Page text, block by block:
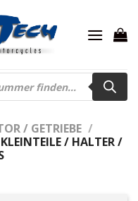
/ GETRIEBE /
KLEINTEILE / HALTER /